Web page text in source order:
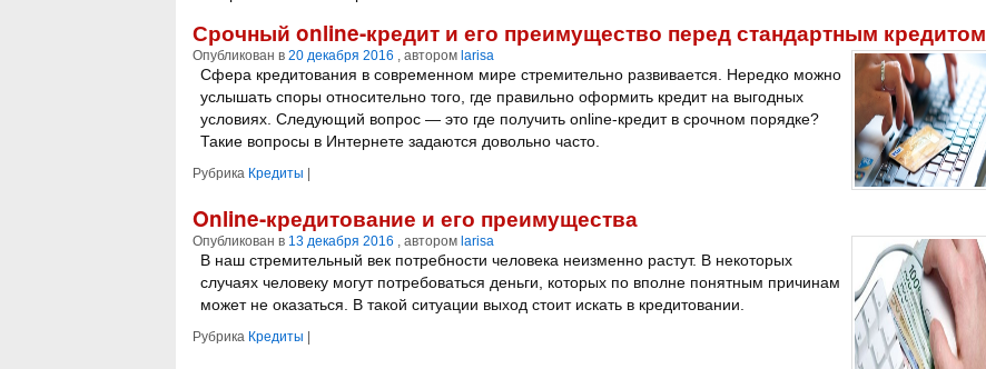
Срочный online-кредит и его преимущество перед стандартным кредитом
Опубликован в 20 декабря 2016 , автором larisa
Сфера кредитования в современном мире стремительно развивается. Нередко можно
услышать споры относительно того, где правильно оформить кредит на выгодных
условиях. Следующий вопрос — это где получить online-кредит в срочном порядке?
Такие вопросы в Интернете задаются довольно часто.
Рубрика Кредиты |
Online-кредитование и его преимущества
Опубликован в 13 декабря 2016 , автором larisa
В наш стремительный век потребности человека неизменно растут. В некоторых
случаях человеку могут потребоваться деньги, которых по вполне понятным причинам
может не оказаться. В такой ситуации выход стоит искать в кредитовании.
Рубрика Кредиты |